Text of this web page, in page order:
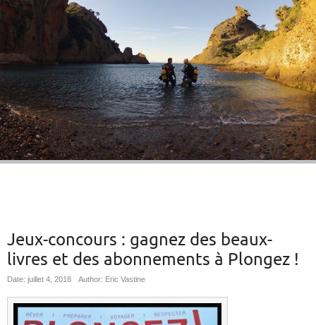
Jeux-concours : gagnez des beaux-
livres et des abonnements à Plongez !
Date: juillet 4, 2018 Author: Eric Vastine